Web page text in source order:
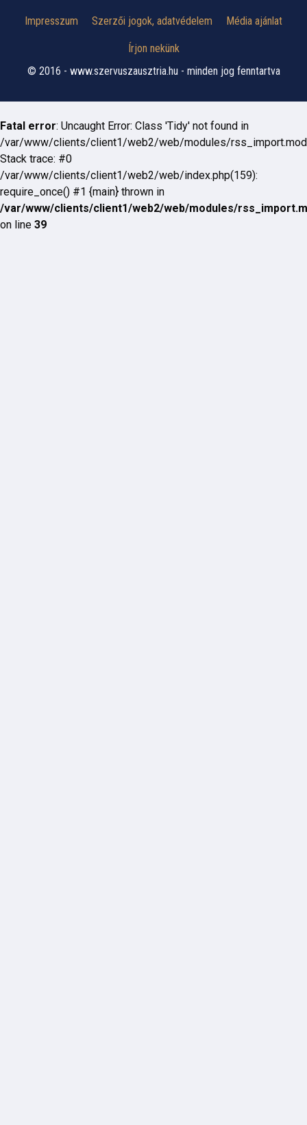
Impresszum Szerzői jogok, adatvédelem Média ajánlat
Írjon nekünk
© 2016 - www.szervuszausztria.hu - minden jog fenntartva
Fatal error: Uncaught Error: Class 'Tidy' not found in
/var/www/clients/client1/web2/web/modules/
Stack trace: #0
/var/www/clients/client1/web2/web/index.php(159):
require_once() #1 {main} thrown in
/var/www/clients/client1/web2/web/modules/
on line 39